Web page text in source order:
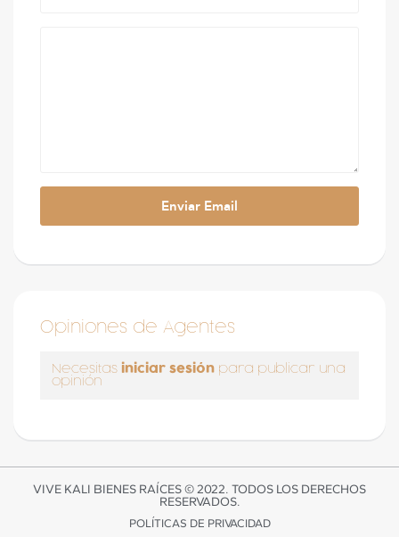
Opiniones de Agentes
Necesitas iniciar sesión para publicar una
opinión
VIVE KALI BIENES RAÍCES © 2022. TODOS LOS DERECHOS
RESERVADOS.
POLÍTICAS DE PRIVACIDAD